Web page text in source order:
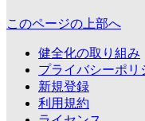
このページの上部へ
健全化の取り組み
プライバシーポリ
新規登録
利用規約